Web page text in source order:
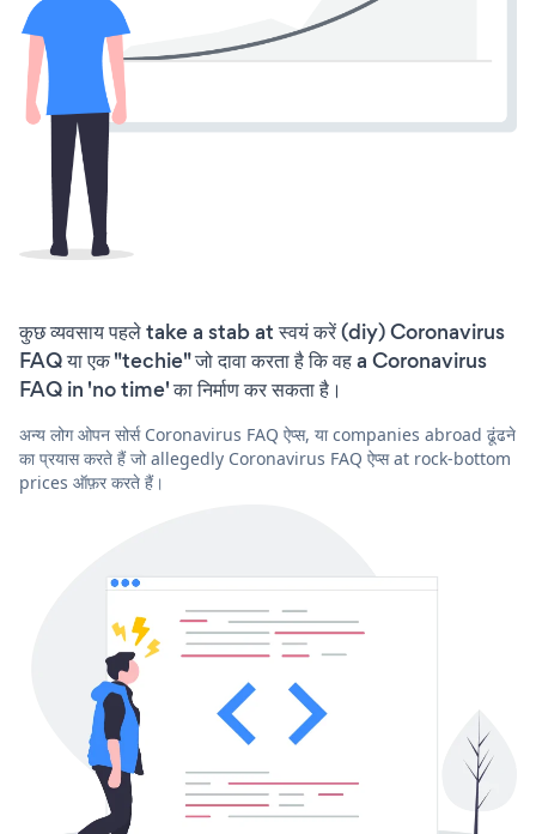
कुछ व्यवसाय पहले take a stab at स्वयं करें (diy) Coronavirus
FAQ या एक "techie" जो दावा करता है कि वह a Coronavirus
FAQ in 'no time' का निर्माण कर सकता है।
अन्य लोग ओपन सोर्स Coronavirus FAQ ऐप्स, या companies abroad ढूंढने
का प्रयास करते हैं जो allegedly Coronavirus FAQ ऐप्स at rock-bottom
prices ऑफ़र करते हैं।